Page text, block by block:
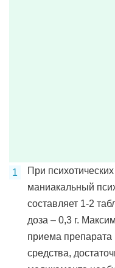
При
маниакальный
составляет 1-2
доза – 0,3 г.
приема
средства,